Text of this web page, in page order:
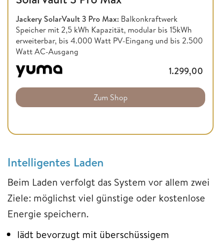
Jackery SolarVault 3 Pro Max: Balkonkraftwerk
Speicher mit 2,5 kWh Kapazität, modular bis 15kWh
erweiterbar, bis 4.000 Watt PV-Eingang und bis 2.500
Watt AC-Ausgang
1.299,00
Zum Shop
Intelligentes Laden
Beim Laden verfolgt das System vor allem zwei
Ziele: möglichst viel günstige oder kostenlose
Energie speichern.
lädt bevorzugt mit überschüssigem